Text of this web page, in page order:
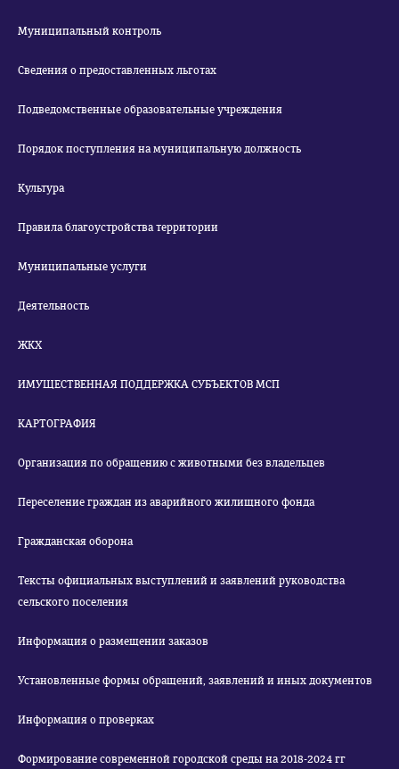
Муниципальный контроль
Сведения о предоставленных льготах
Подведомственные образовательные учреждения
Порядок поступления на муниципальную должность
Культура
Правила благоустройства территории
Муниципальные услуги
Деятельность
ЖКХ
ИМУЩЕСТВЕННАЯ ПОДДЕРЖКА СУБЪЕКТОВ МСП
КАРТОГРАФИЯ
Организация по обращению с животными без владельцев
Переселение граждан из аварийного жилищного фонда
Гражданская оборона
Тексты официальных выступлений и заявлений руководства
сельского поселения
Информация о размещении заказов
Установленные формы обращений, заявлений и иных документов
Информация о проверках
Формирование современной городской среды на 2018-2024 гг